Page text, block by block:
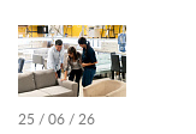
25 / 06 / 26